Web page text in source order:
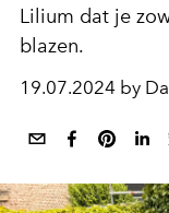
Lilium dat je
blazen.
19.07.2024 by